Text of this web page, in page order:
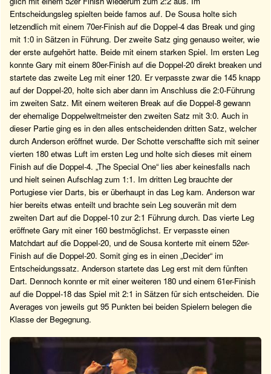
Entscheidungsleg spielten beide famos auf. De Sousa holte sich
letzendlich mit einem 70er-Finish auf die Doppel-4 das Break und ging
mit 1:0 in Sätzen in Führung. Der zweite Satz ging genauso weiter, wie
der erste aufgehört hatte. Beide mit einem starken Spiel. Im ersten Leg
konnte Gary mit einem 80er-Finish auf die Doppel-20 direkt breaken und
startete das zweite Leg mit einer 120. Er verpasste zwar die 145 knapp
auf der Doppel-20, holte sich aber dann im Anschluss die 2:0-Führung
im zweiten Satz. Mit einem weiteren Break auf die Doppel-8 gewann
der ehemalige Doppelweltmeister den zweiten Satz mit 3:0. Auch in
dieser Partie ging es in den alles entscheidenden dritten Satz, welcher
durch Anderson eröffnet wurde. Der Schotte verschaffte sich mit seiner
vierten 180 etwas Luft im ersten Leg und holte sich dieses mit einem
Finish auf die Doppel-4. „The Special One“ lies aber keinesfalls nach
und hielt seinen Aufschlag zum 1:1. Im dritten Leg brauchte der
Portugiese vier Darts, bis er überhaupt in das Leg kam. Anderson war
hier bereits etwas enteilt und brachte sein Leg souverän mit dem
zweiten Dart auf die Doppel-10 zur 2:1 Führung durch. Das vierte Leg
eröffnete Gary mit einer 160 bestmöglichst. Er verpasste einen
Matchdart auf die Doppel-20, und de Sousa konterte mit einem 52er-
Finish auf die Doppel-20. Somit ging es in einen „Decider“ im
Entscheidungssatz. Anderson startete das Leg erst mit dem fünften
Dart. Dennoch konnte er mit einer weiteren 180 und einem 61er-Finish
auf die Doppel-18 das Spiel mit 2:1 in Sätzen für sich entscheiden. Die
Averages von jeweils gut 95 Punkten bei beiden Spielern belegen die
Klasse der Begegnung.